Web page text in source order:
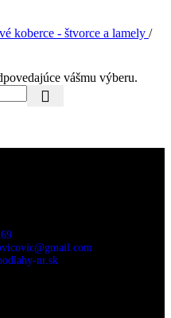
koberce - štvorce a lamely /
vášmu výberu.
nr.sk